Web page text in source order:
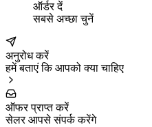
ऑर्डर दें
सबसे अच्छा चुनें
अनुरोध करें
हमें बताएं कि आपको क्या चाहिए
ऑफर प्राप्त करें
सेलर आपसे संपर्क करेंगे